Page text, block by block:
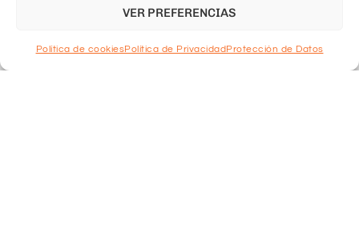
VER PREFERENCIAS
Política de cookiesPolítica de PrivacidadProtección de Datos